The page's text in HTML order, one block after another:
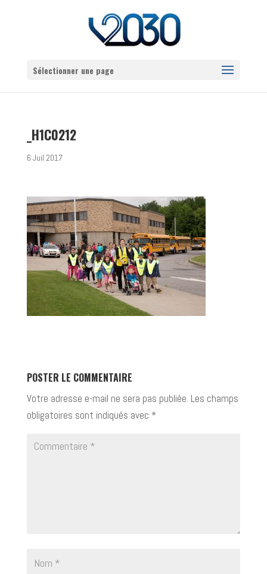
Sélectionner une page
_H1C0212
6 Juil 2017
POSTER LE COMMENTAIRE
Votre adresse e-mail ne sera pas publiée. Les champs
obligatoires sont indiqués avec *